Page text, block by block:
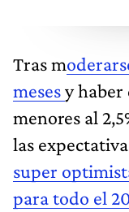
Tras m
mesesy haber
menores al
las
super
para todo el